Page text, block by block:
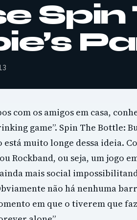
com os amigos em casa,
game”. Spin The Bottle:
muito longe dessa ideia.
Rockband, ou seja, um jogo
mais social
não há nenhuma
em que o tiverem que